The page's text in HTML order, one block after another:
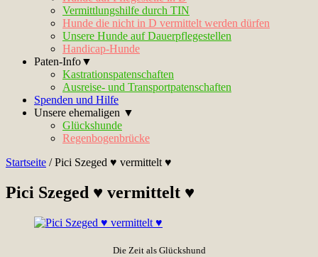
Vermittlungshilfe durch TIN
Hunde die nicht in D vermittelt werden dürfen
Unsere Hunde auf Dauerpflegestellen
Handicap-Hunde
Paten-Info▼
Kastrationspatenschaften
Ausreise- und Transportpatenschaften
Spenden und Hilfe
Unsere ehemaligen ▼
Glückshunde
Regenbogenbrücke
Startseite /Pici Szeged ♥ vermittelt ♥
Pici Szeged ♥ vermittelt ♥
Die Zeit als Glückshund